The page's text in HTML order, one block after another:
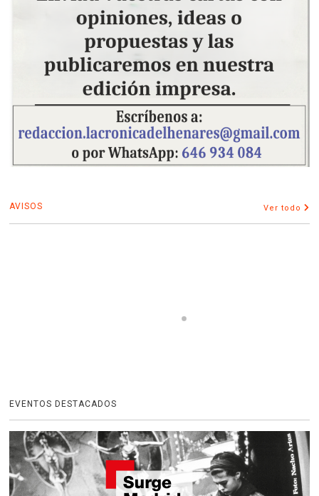
AVISOS Ver todo
EVENTOS DESTACADOS